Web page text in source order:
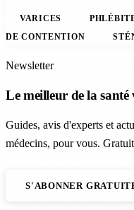
VARICES
DE CONTENTION
Newsletter
Le meilleur de la santé
Guides, avis d'experts et
médecins, pour vous.
S'ABONNER